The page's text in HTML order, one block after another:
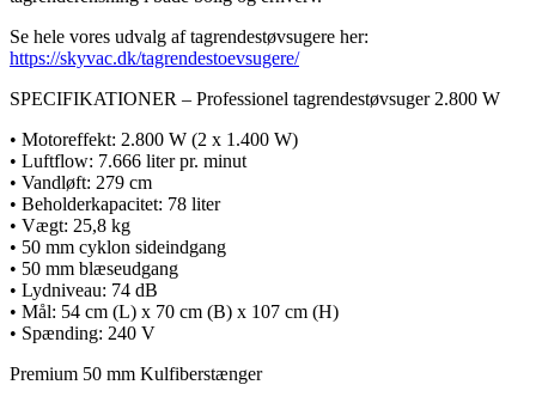
Se hele vores udvalg af tagrendestøvsugere her:
https://skyvac.dk/tagrendestoevsugere/
SPECIFIKATIONER – Professionel tagrendestøvsuger 2.800 W
• Motoreffekt: 2.800 W (2 x 1.400 W)
• Luftflow: 7.666 liter pr. minut
• Vandløft: 279 cm
• Beholderkapacitet: 78 liter
• Vægt: 25,8 kg
• 50 mm cyklon sideindgang
• 50 mm blæseudgang
• Lydniveau: 74 dB
• Mål: 54 cm (L) x 70 cm (B) x 107 cm (H)
• Spænding: 240 V
Premium 50 mm Kulfiberstænger